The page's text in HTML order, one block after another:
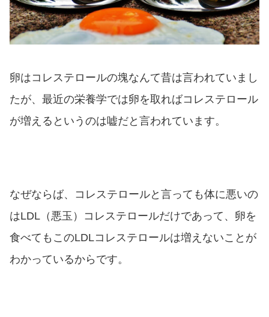
卵はコレステロールの塊なんて昔は言われていまし
たが、最近の栄養学では卵を取ればコレステロール
が増えるというのは嘘だと言われています。
なぜならば、コレステロールと言っても体に悪いの
はLDL（悪玉）コレステロールだけであって、卵を
食べてもこのLDLコレステロールは増えないことが
わかっているからです。